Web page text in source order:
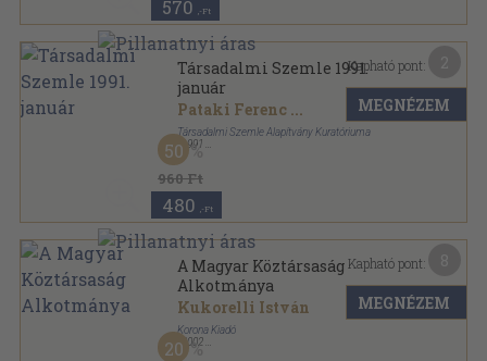
570 ,-Ft
Társadalmi Szemle 1991.
január
Pataki Ferenc ...
Társadalmi Szemle Alapítvány Kuratóriuma
, 1991
Ragasztott papírkötés
Társadalmi Szemle sorozat
960 Ft
50
480 ,-Ft
Kapható pont:
MEGNÉZEM
A Magyar Köztársaság
Alkotmánya
Kukorelli István
Korona Kiadó
, 2002
Fűzött keménykötés
20
Kapható pont:
MEGNÉZEM